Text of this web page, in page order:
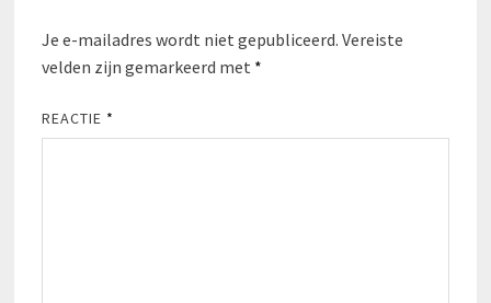
Je e-mailadres wordt niet gepubliceerd. Vereiste
velden zijn gemarkeerd met *
REACTIE *